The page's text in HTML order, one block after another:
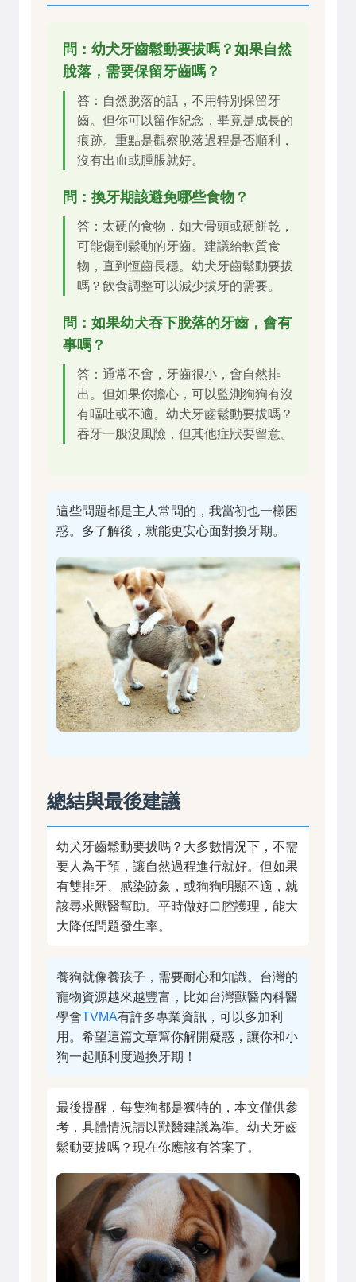
問：幼犬牙齒鬆動要拔嗎？如果自然
脫落，需要保留牙齒嗎？
答：自然脫落的話，不用特別保留牙
齒。但你可以留作紀念，畢竟是成長的
痕跡。重點是觀察脫落過程是否順利，
沒有出血或腫脹就好。
問：換牙期該避免哪些食物？
答：太硬的食物，如大骨頭或硬餅乾，
可能傷到鬆動的牙齒。建議給軟質食
物，直到恆齒長穩。幼犬牙齒鬆動要拔
嗎？飲食調整可以減少拔牙的需要。
問：如果幼犬吞下脫落的牙齒，會有
事嗎？
答：通常不會，牙齒很小，會自然排
出。但如果你擔心，可以監測狗狗有沒
有嘔吐或不適。幼犬牙齒鬆動要拔嗎？
吞牙一般沒風險，但其他症狀要留意。
這些問題都是主人常問的，我當初也一樣困
惑。多了解後，就能更安心面對換牙期。
總結與最後建議
幼犬牙齒鬆動要拔嗎？大多數情況下，不需
要人為干預，讓自然過程進行就好。但如果
有雙排牙、感染跡象，或狗狗明顯不適，就
該尋求獸醫幫助。平時做好口腔護理，能大
大降低問題發生率。
養狗就像養孩子，需要耐心和知識。台灣的
寵物資源越來越豐富，比如台灣獸醫內科醫
學會TVMA有許多專業資訊，可以多加利
用。希望這篇文章幫你解開疑惑，讓你和小
狗一起順利度過換牙期！
最後提醒，每隻狗都是獨特的，本文僅供參
考，具體情況請以獸醫建議為準。幼犬牙齒
鬆動要拔嗎？現在你應該有答案了。